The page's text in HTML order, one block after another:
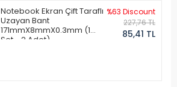
Notebook Ekran Çift Taraflı
Uzayan Bant
171mmX8mmX0.3mm (1
Set - 2 Adet)
%63 Discount
227,76 TL
85,41 TL